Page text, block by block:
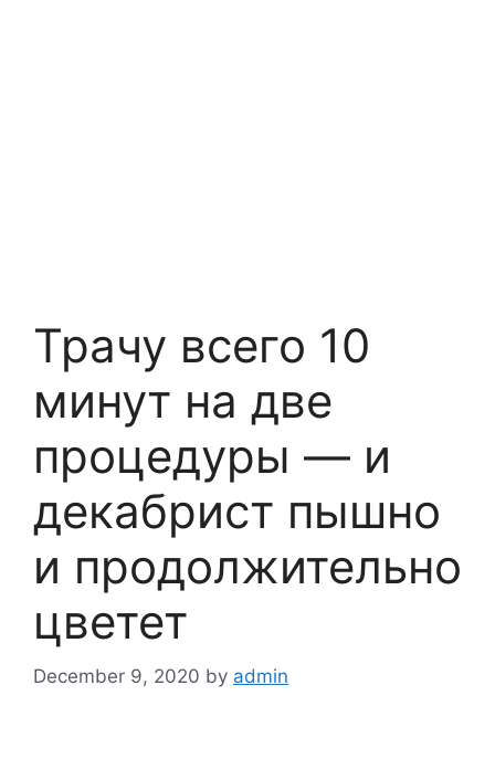
Трачу всего 10
минут на две
процедуры — и
декабрист пышно
и продолжительно
цветет
December 9, 2020 by admin